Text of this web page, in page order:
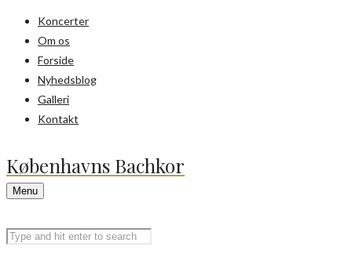
Koncerter
Om os
Forside
Nyhedsblog
Galleri
Kontakt
Københavns Bachkor
Menu